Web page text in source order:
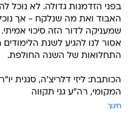
בפני הזדמנות גדולה. לא נוכל
האבוד ואת מה שנלקח - אך
שמעניקה לדור הזה סיכוי אמיתי.
אסור לנו להגיע לשנת
התחלואות של השנה החולפת.
הכותבת: ליזי דלריצ'ה, סגנית
המקומי, רה"ע גני תקווה
חינוך